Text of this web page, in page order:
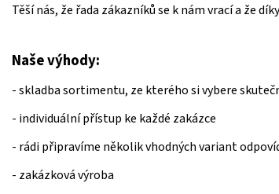
Těší nás, že řada zákazníků se k nám vrací a že
Naše výhody:
- skladba sortimentu, ze kterého si vybere
- individuální přístup ke každé zakázce
- rádi připravíme několik vhodných variant
- zakázková výroba